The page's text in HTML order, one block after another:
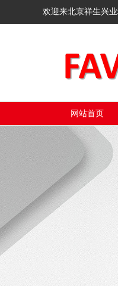
欢迎来北京祥生兴
网站首页